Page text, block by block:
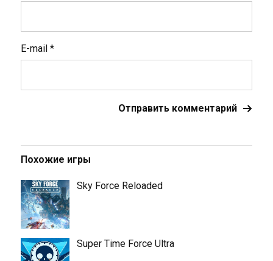
E-mail *
Похожие игры
Sky Force Reloaded
Super Time Force Ultra